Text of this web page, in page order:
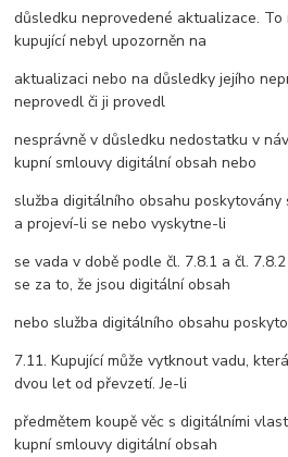
důsledku neprovedené aktualizace. To
kupující nebyl upozorněn na
aktualizaci nebo na důsledky jejího
neprovedl či ji provedl
nesprávně v důsledku nedostatku v
kupní smlouvy digitální obsah nebo
služba digitálního obsahu
a projeví-li se nebo vyskytne-li
se vada v době podle čl. 7.8.1 a čl.
se za to, že jsou digitální obsah
nebo služba digitálního obsahu
7.11. Kupující může vytknout vadu,
dvou let od převzetí. Je-li
předmětem koupě věc s digitálními
kupní smlouvy digitální obsah